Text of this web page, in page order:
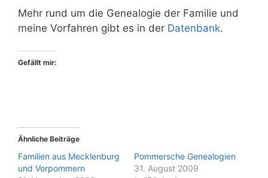
Mehr rund um die Genealogie der Familie und
meine Vorfahren gibt es in der Datenbank.
Gefällt mir:
Ähnliche Beiträge
Familien aus Mecklenburg
und Vorpommern
Pommersche Genealogien
31. August 2009